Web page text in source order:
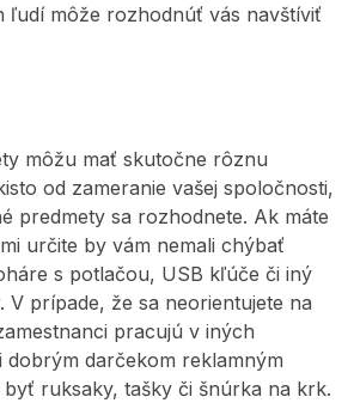
ľudí môže rozhodnúť vás navštíviť
môžu mať skutočne rôznu
od zameranie vašej spoločnosti,
predmety sa rozhodnete. Ak máte
určite by vám nemali chýbať
s potlačou, USB kľúče či iný
V prípade, že sa neorientujete na
pracujú v iných
darčekom reklamným
ruksaky, tašky či šnúrka na krk.